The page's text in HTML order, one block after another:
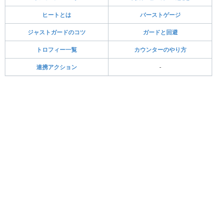
ヒートとは バーストゲージ
ジャストガードのコツ ガードと回避
トロフィー一覧 カウンターのやり方
連携アクション -